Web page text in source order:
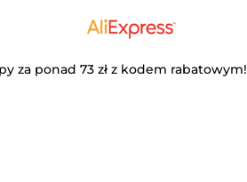
za ponad 73 zł z kodem rabatowym!